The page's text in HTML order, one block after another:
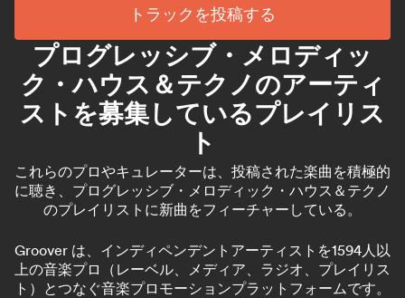
トラックを投稿する
プログレッシブ・メロディッ
ク・ハウス＆テクノのアーティ
ストを募集しているプレイリス
ト
これらのプロやキュレーターは、投稿された楽曲を積極的
に聴き、プログレッシブ・メロディック・ハウス＆テクノ
のプレイリストに新曲をフィーチャーしている。
Groover は、インディペンデントアーティストを1594人以
上の音楽プロ（レーベル、メディア、ラジオ、プレイリス
ト）とつなぐ音楽プロモーションプラットフォームです。